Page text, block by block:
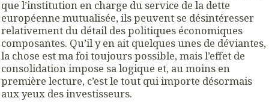
que l’institution en charge du service de la dette
européenne mutualisée, ils peuvent se désintéresser
relativement du détail des politiques économiques
composantes. Qu’il y en ait quelques unes de déviantes,
la chose est ma foi toujours possible, mais l’effet de
consolidation impose sa logique et, au moins en
première lecture, c’est le tout qui importe désormais
aux yeux des investisseurs.